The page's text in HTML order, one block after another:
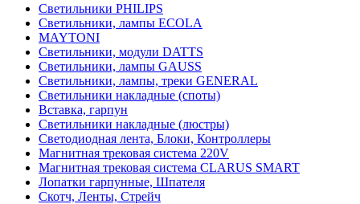
Светильники PHILIPS
Светильники, лампы ECOLA
MAYTONI
Светильники, модули DATTS
Светильники, лампы GAUSS
Светильники, лампы, треки GENERAL
Светильники накладные (споты)
Вставка, гарпун
Светильники накладные (люстры)
Светодиодная лента, Блоки, Контроллеры
Магнитная трековая система 220V
Магнитная трековая система CLARUS SMART
Лопатки гарпунные, Шпателя
Скотч, Ленты, Стрейч